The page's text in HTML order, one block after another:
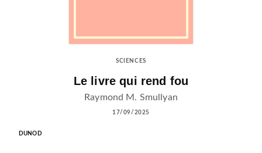
SCIENCES
Le livre qui rend fou
Raymond M. Smullyan
17/09/2025
DUNOD